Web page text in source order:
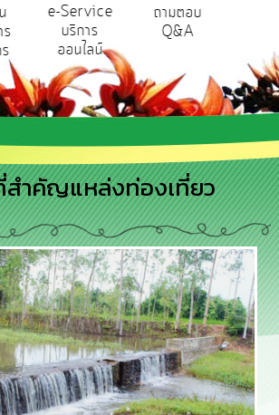
ร
e-Service
บริการ
ออนไลน์
ถามตอบ
Q&A
ำคัญแหล่งท่องเที่ยว